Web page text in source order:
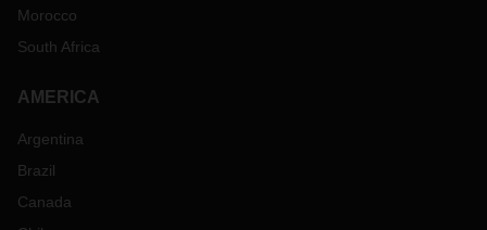
Morocco
South Africa
AMERICA
Argentina
Brazil
Canada